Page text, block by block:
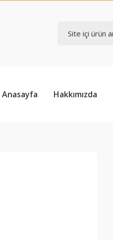
Anasayfa Hakkımızda